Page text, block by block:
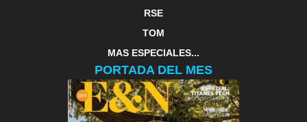
RSE
TOM
MAS ESPECIALES...
PORTADA DEL MES